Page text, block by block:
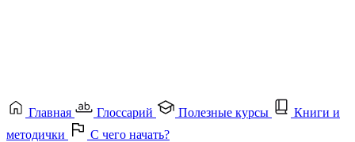
Главная Глоссарий Полезные курсы
Книги и
методички
С чего начать?